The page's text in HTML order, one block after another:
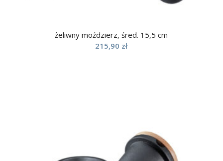
żeliwny moździerz, śred. 15,5 cm
215,90 zł